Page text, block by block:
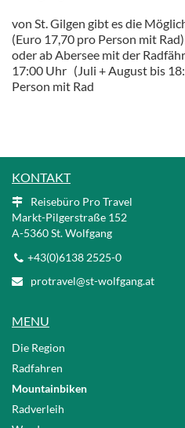
von St. Gilgen gibt es die
(Euro 17,70 pro Person mit
oder ab Abersee mit der
17:00 Uhr (Juli + August bis
Person mit Rad
KONTAKT
Reisebüro Pro Travel
Markt-Pilgerstraße 152
A-5360 St. Wolfgang
+43(0)6138 2525-0
protravel@st-wolfgang.at
MENU
Die Region
Radfahren
Mountainbiken
Radverleih